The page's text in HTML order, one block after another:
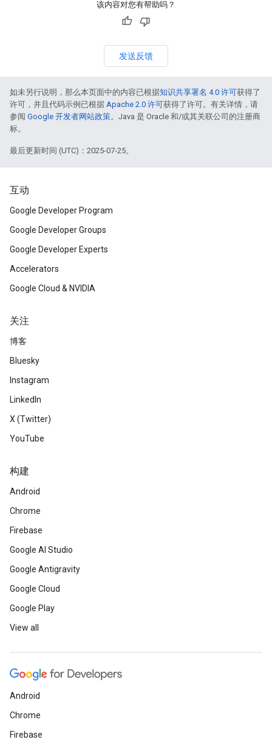
该内容对您有帮助吗？
发送反馈
如未另行说明，那么本页面中的内容已根据知识共享署名 4.0 许可获得了
许可，并且代码示例已根据 Apache 2.0 许可获得了许可。有关详情，请
参阅 Google 开发者网站政策。Java 是 Oracle 和/或其关联公司的注册商
标。
最后更新时间 (UTC)：2025-07-25。
互动
Google Developer Program
Google Developer Groups
Google Developer Experts
Accelerators
Google Cloud & NVIDIA
关注
博客
Bluesky
Instagram
LinkedIn
X (Twitter)
YouTube
构建
Android
Chrome
Firebase
Google AI Studio
Google Antigravity
Google Cloud
Google Play
View all
Android
Chrome
Firebase